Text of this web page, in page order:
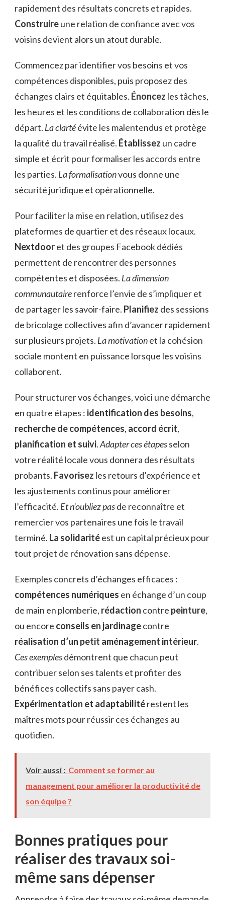
rapidement des résultats concrets et rapides.
Construireune relation de confiance avec vos
voisins devient alors un atout durable.
Commencez par identifier vos besoins et vos
compétences disponibles, puis proposez des
échanges clairs et équitables. Énoncez les tâches,
les heures et les conditions de collaboration dès le
départ. La clartéévite les malentendus et protège
la qualité du travail réalisé. Établissez un cadre
simple et écrit pour formaliser les accords entre
les parties. La formalisationvous donne une
sécurité juridique et opérationnelle.
Pour faciliter la mise en relation, utilisez des
plateformes de quartier et des réseaux locaux.
Nextdooret des groupes Facebook dédiés
permettent de rencontrer des personnes
compétentes et disposées. La dimension
communautairerenforce l’envie de s’impliquer et
de partager les savoir-faire. Planifiez des sessions
de bricolage collectives afin d’avancer rapidement
sur plusieurs projets. La motivationet la cohésion
sociale montent en puissance lorsque les voisins
collaborent.
Pour structurer vos échanges, voici une démarche
en quatre étapes : identification des besoins,
recherche de compétences, accord écrit,
planification et suivi.Adapter ces étapesselon
votre réalité locale vous donnera des résultats
probants. Favorisez les retours d’expérience et
les ajustements continus pour améliorer
l’efficacité. Et n’oubliez pasde reconnaître et
remercier vos partenaires une fois le travail
terminé. La solidaritéest un capital précieux pour
tout projet de rénovation sans dépense.
Exemples concrets d’échanges efficaces :
compétences numériques en échange d’un coup
de main en plomberie, rédaction contre peinture,
ou encore conseils en jardinagecontre
réalisation d’un petit aménagement intérieur.
Ces exemplesdémontrent que chacun peut
contribuer selon ses talents et profiter des
bénéfices collectifs sans payer cash.
Expérimentation et adaptabilitérestent les
maîtres mots pour réussir ces échanges au
quotidien.
Voir aussi : Comment se former au
management pour améliorer la productivité de
son équipe ?
Bonnes pratiques pour
réaliser des travaux soi-
même sans dépenser